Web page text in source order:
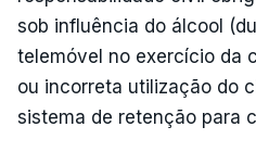
sob influência do álcool
telemóvel no exercício da
ou incorreta utilização do
sistema de retenção para